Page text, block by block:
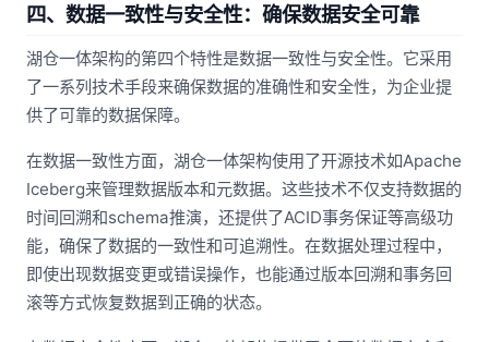
四、数据一致性与安全性：确保数据安全可靠
湖仓一体架构的第四个特性是数据一致性与安全性。它采用
了一系列技术手段来确保数据的准确性和安全性，为企业提
供了可靠的数据保障。
在数据一致性方面，湖仓一体架构使用了开源技术如Apache
Iceberg来管理数据版本和元数据。这些技术不仅支持数据的
时间回溯和schema推演，还提供了ACID事务保证等高级功
能，确保了数据的一致性和可追溯性。在数据处理过程中，
即使出现数据变更或错误操作，也能通过版本回溯和事务回
滚等方式恢复数据到正确的状态。